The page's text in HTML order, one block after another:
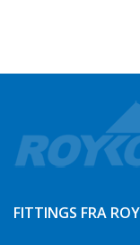
FITTINGS FRA